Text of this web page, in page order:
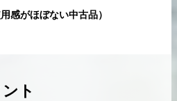
感がほぼない中古品）
ト